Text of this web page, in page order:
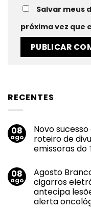
Salvar meus
próxima vez que
RECENTES
08
ago
Novo
roteiro de
emissoras do
em
Novo
sucesso
de
Evandro
Jr.
08
ago
Agosto
cigarros
antecipa
alerta